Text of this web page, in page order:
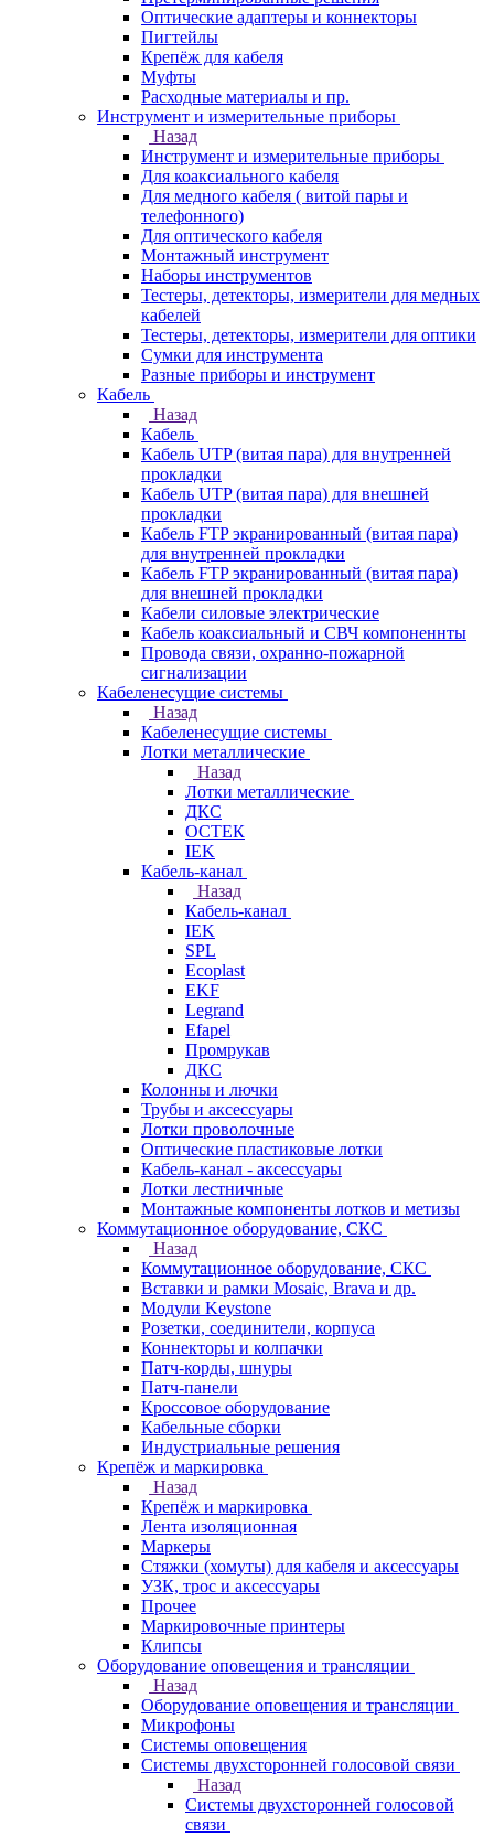
Оптические адаптеры и коннекторы
Пигтейлы
Крепёж для кабеля
Муфты
Расходные материалы и пр.
Инструмент и измерительные приборы
Назад
Инструмент и измерительные приборы
Для коаксиального кабеля
Для медного кабеля ( витой пары и
телефонного)
Для оптического кабеля
Монтажный инструмент
Наборы инструментов
Тестеры, детекторы, измерители для медных
кабелей
Тестеры, детекторы, измерители для оптики
Сумки для инструмента
Разные приборы и инструмент
Кабель
Назад
Кабель
Кабель UTP (витая пара) для внутренней
прокладки
Кабель UTP (витая пара) для внешней
прокладки
Кабель FTP экранированный (витая пара)
для внутренней прокладки
Кабель FTP экранированный (витая пара)
для внешней прокладки
Кабели силовые электрические
Кабель коаксиальный и СВЧ компоненнты
Провода связи, охранно-пожарной
сигнализации
Кабеленесущие системы
Назад
Кабеленесущие системы
Лотки металлические
Назад
Лотки металлические
ДКС
ОСТЕК
IEK
Кабель-канал
Назад
Кабель-канал
IEK
SPL
Ecoplast
EKF
Legrand
Efapel
Промрукав
ДКС
Колонны и лючки
Трубы и аксессуары
Лотки проволочные
Оптические пластиковые лотки
Кабель-канал - аксессуары
Лотки лестничные
Монтажные компоненты лотков и метизы
Коммутационное оборудование, СКС
Назад
Коммутационное оборудование, СКС
Вставки и рамки Mosaic, Brava и др.
Модули Keystone
Розетки, соединители, корпуса
Коннекторы и колпачки
Патч-корды, шнуры
Патч-панели
Кроссовое оборудование
Кабельные сборки
Индустриальные решения
Крепёж и маркировка
Назад
Крепёж и маркировка
Лента изоляционная
Маркеры
Стяжки (хомуты) для кабеля и аксессуары
УЗК, трос и аксессуары
Прочее
Маркировочные принтеры
Клипсы
Оборудование оповещения и трансляции
Назад
Оборудование оповещения и трансляции
Микрофоны
Системы оповещения
Системы двухсторонней голосовой связи
Назад
Системы двухсторонней голосовой
связи